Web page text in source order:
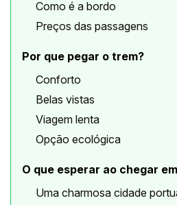
Como é a bordo
Preços das passagens
Por que pegar o trem?
Conforto
Belas vistas
Viagem lenta
Opção ecológica
O que esperar ao chegar
Uma charmosa cidade